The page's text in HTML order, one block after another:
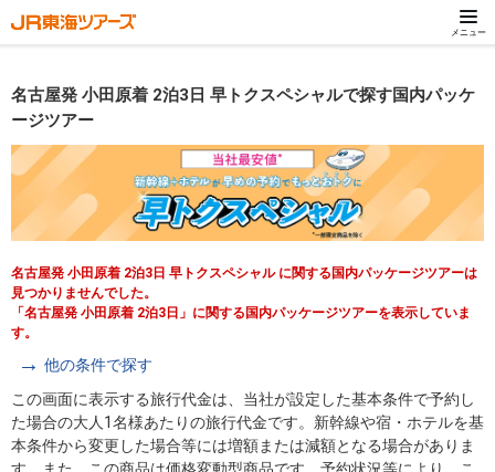
メニュー
名古屋発 小田原着 2泊3日 早トクスペシャルで探す国内パッケ
ージツアー
名古屋発 小田原着 2泊3日 早トクスペシャル に関する国内パッケージツアーは
見つかりませんでした。
「名古屋発 小田原着 2泊3日」に関する国内パッケージツアーを表示していま
す。
他の条件で探す
この画面に表示する旅行代金は、当社が設定した基本条件で予約し
た場合の大人1名様あたりの旅行代金です。新幹線や宿・ホテルを基
本条件から変更した場合等には増額または減額となる場合がありま